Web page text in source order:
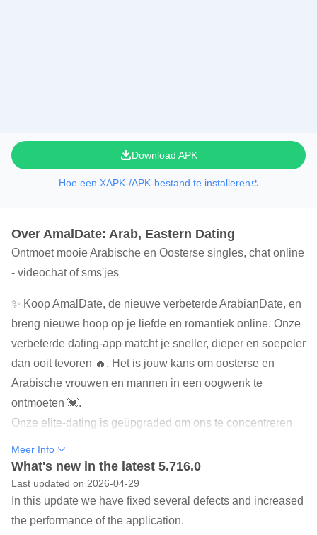
Download APK
Hoe een XAPK-/APK-bestand te installeren
Over AmalDate: Arab, Eastern Dating
Ontmoet mooie Arabische en Oosterse singles, chat online
- videochat of sms'jes
✨ Koop AmalDate, de nieuwe verbeterde ArabianDate, en
breng nieuwe hoop op je liefde en romantiek online. Onze
verbeterde dating-app matcht je sneller, dieper en soepeler
dan ooit tevoren 🔥. Het is jouw kans om oosterse en
Arabische vrouwen en mannen in een oogwenk te
ontmoeten 💓.
Onze elite-dating is geüpgraded om ons te concentreren
AmalDate doet er alles aan om ervoor te zorgen dat onze
leden een positieve en succesvolle ervaring hebben. Je
betekenisvolle matches wachten op 😍.
AmalDate zal uw matchmaking inspireren met een
Meer Info
What's new in the latest 5.716.0
Last updated on 2026-04-29
In this update we have fixed several defects and increased
the performance of the application.